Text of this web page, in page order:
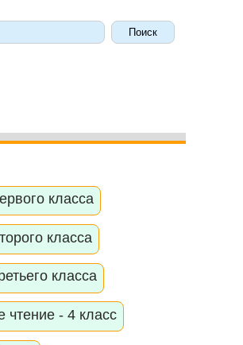
класса
класса
класса
чтение - 4 класс